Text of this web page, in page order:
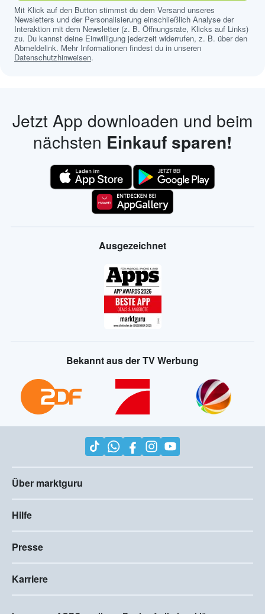
Mit Klick auf den Button stimmst du dem Versand unseres
Newsletters und der Personalisierung einschließlich Analyse der
Interaktion mit dem Newsletter (z. B. Öffnungsrate, Klicks auf Links)
zu. Du kannst deine Einwilligung jederzeit widerrufen, z. B. über den
Abmeldelink. Mehr Informationen findest du in unseren
Datenschutzhinweisen.
Jetzt App downloaden und beim
nächsten Einkauf sparen!
Ausgezeichnet
Bekannt aus der TV Werbung
Über marktguru
Hilfe
Presse
Karriere